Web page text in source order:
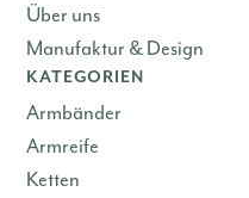
Über uns
Manufaktur & Design
KATEGORIEN
Armbänder
Armreife
Ketten